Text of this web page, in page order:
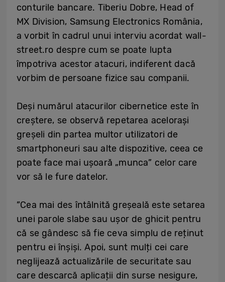
conturile bancare. Tiberiu Dobre, Head of
MX Division, Samsung Electronics România,
a vorbit în cadrul unui interviu acordat wall-
street.ro despre cum se poate lupta
împotriva acestor atacuri, indiferent dacă
vorbim de persoane fizice sau companii.
Deși numărul atacurilor cibernetice este în
creștere, se observă repetarea acelorași
greșeli din partea multor utilizatori de
smartphoneuri sau alte dispozitive, ceea ce
poate face mai ușoară „munca” celor care
vor să le fure datelor.
”Cea mai des întâlnită greșeală este setarea
unei parole slabe sau ușor de ghicit pentru
că se gândesc să fie ceva simplu de reținut
pentru ei înșiși. Apoi, sunt mulți cei care
neglijează actualizările de securitate sau
care descarcă aplicații din surse nesigure,